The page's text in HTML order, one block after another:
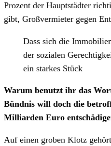
Prozent der Hauptstädter
gibt, Großvermieter gegen
Dass sich die
der sozialen
ein starkes Stück
Warum benutzt ihr das
Bündnis will doch die
Milliarden Euro
Auf einen groben Klotz